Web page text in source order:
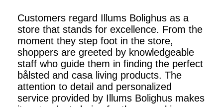
Customers regard Illums Bolighus as a
store that stands for excellence. From the
moment they step foot in the store,
shoppers are greeted by knowledgeable
staff who guide them in finding the perfect
bålsted and casa living products. The
attention to detail and personalized
service provided by Illums Bolighus makes